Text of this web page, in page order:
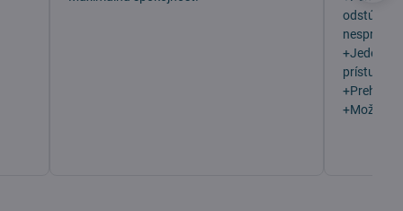
odstúpení
+Jeden z
prístupu
+Možno